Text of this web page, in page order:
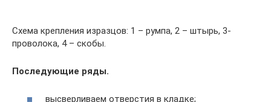
Схема крепления изразцов: 1 – румпа, 2 – штырь, 3-
проволока, 4 – скобы.
Последующие ряды.
высверливаем отверстия в кладке;